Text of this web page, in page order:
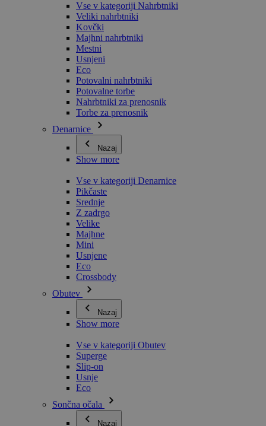
Vse v kategoriji Nahrbtniki
Veliki nahrbtniki
Kovčki
Majhni nahrbtniki
Mestni
Usnjeni
Eco
Potovalni nahrbtniki
Potovalne torbe
Nahrbtniki za prenosnik
Torbe za prenosnik
Denarnice
Nazaj
Show more
Vse v kategoriji Denarnice
Pikčaste
Srednje
Z zadrgo
Velike
Majhne
Mini
Usnjene
Eco
Crossbody
Obutev
Nazaj
Show more
Vse v kategoriji Obutev
Superge
Slip-on
Usnje
Eco
Sončna očala
Nazaj